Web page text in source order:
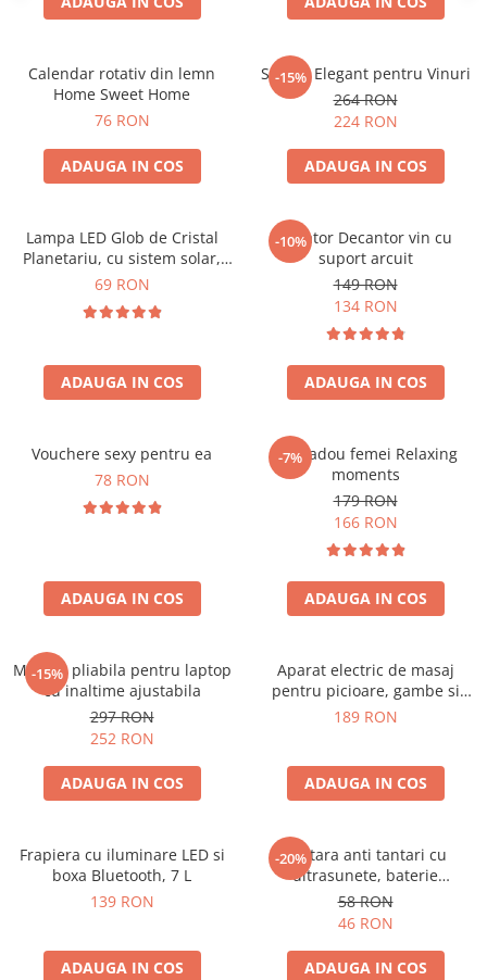
Calendar rotativ din lemn
Home Sweet Home
76 RON
ADAUGA IN COS
-15%
Suport Elegant pentru Vinuri
264 RON
224 RON
ADAUGA IN COS
Lampa LED Glob de Cristal
Planetariu, cu sistem solar,
cadou captivant
69 RON
ADAUGA IN COS
-10%
Aerator Decantor vin cu
suport arcuit
149 RON
134 RON
ADAUGA IN COS
Vouchere sexy pentru ea
78 RON
ADAUGA IN COS
-7%
Set cadou femei Relaxing
moments
179 RON
166 RON
ADAUGA IN COS
-15%
Masuta pliabila pentru laptop
cu inaltime ajustabila
297 RON
252 RON
ADAUGA IN COS
Aparat electric de masaj
pentru picioare, gambe si
brate
189 RON
ADAUGA IN COS
Frapiera cu iluminare LED si
boxa Bluetooth, 7 L
139 RON
ADAUGA IN COS
-20%
Bratara anti tantari cu
ultrasunete, baterie
reincarcabila 90mAh
58 RON
46 RON
ADAUGA IN COS